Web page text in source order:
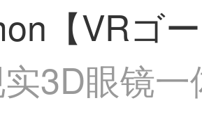
【VRゴー
3D眼镜